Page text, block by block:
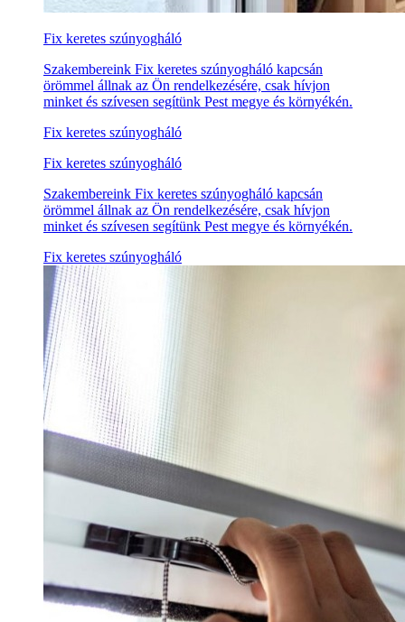
Fix keretes szúnyogháló
Szakembereink Fix keretes szúnyogháló kapcsán
örömmel állnak az Ön rendelkezésére, csak hívjon
minket és szívesen segítünk Pest megye és környékén.
Fix keretes szúnyogháló
Fix keretes szúnyogháló
Szakembereink Fix keretes szúnyogháló kapcsán
örömmel állnak az Ön rendelkezésére, csak hívjon
minket és szívesen segítünk Pest megye és környékén.
Fix keretes szúnyogháló